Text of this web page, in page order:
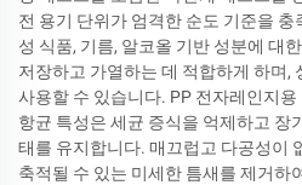
전 용기 단위가 엄격한 순도 기준을
성 식품, 기름, 알코올 기반 성분에 대
저장하고 가열하는 데 적합하게 하며,
사용할 수 있습니다. PP 전자레인지
항균 특성은 세균 증식을 억제하고 장
태를 유지합니다. 매끄럽고 다공성이
축적될 수 있는 미세한 틈새를 제거하